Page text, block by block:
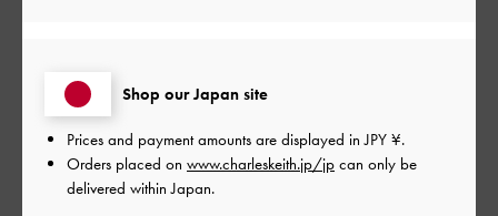
履きやすい
思っていたよりも
Shop our Japan site
Prices and payment amounts are displayed inJPY ¥.
Orders placed on www.charleskeith.jp/jp can only be
delivered within Japan.